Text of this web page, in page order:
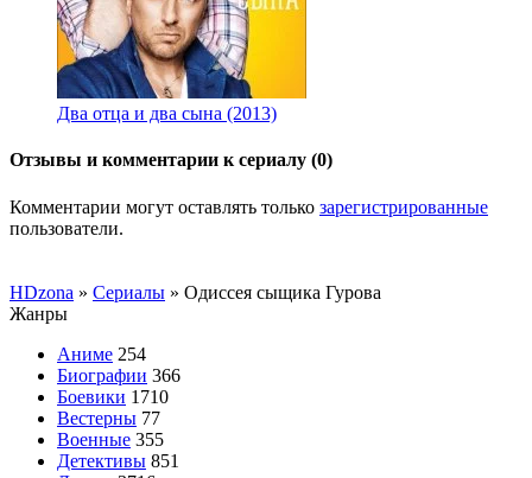
Два отца и два сына (2013)
Отзывы и комментарии к сериалу (0)
Комментарии могут оставлять только зарегистрированные
пользователи.
HDzona » Сериалы » Одиссея сыщика Гурова
Жанры
Аниме 254
Биографии 366
Боевики 1710
Вестерны 77
Военные 355
Детективы 851